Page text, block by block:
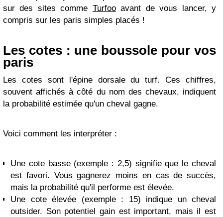
sur des sites comme Turfooavant de vous lancer, y
compris sur les paris simples placés !
Les cotes : une boussole pour vos
paris
Les cotes sont l'épine dorsale du turf. Ces chiffres,
souvent affichés à côté du nom des chevaux, indiquent
la probabilité estimée qu'un cheval gagne.
Voici comment les interpréter :
Une cote basse (exemple : 2,5) signifie que le cheval
est favori. Vous gagnerez moins en cas de succès,
mais la probabilité qu'il performe est élevée.
Une cote élevée (exemple : 15) indique un cheval
outsider. Son potentiel gain est important, mais il est